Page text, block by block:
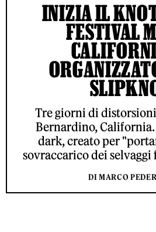
INIZIA IL
FESTIVAL
Tre giorni di
Bernardino,
dark, creato per
sovraccarico dei
DI MARCO